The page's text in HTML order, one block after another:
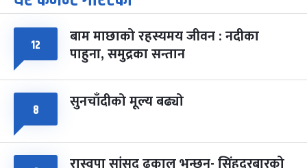
आइत चैत्र ७, २०८३-Mar 21, 2027
८ फागुपूर्णिमा
चैत्र ८, २०८३-Mar 22, 2027
७ महिना बाँकी
१२ बाम माछाको रहस्यमय जीवन : नदीका
पाहुना, समुद्रका सन्तान
८ सुनचाँदीको मूल्य बढ्यो